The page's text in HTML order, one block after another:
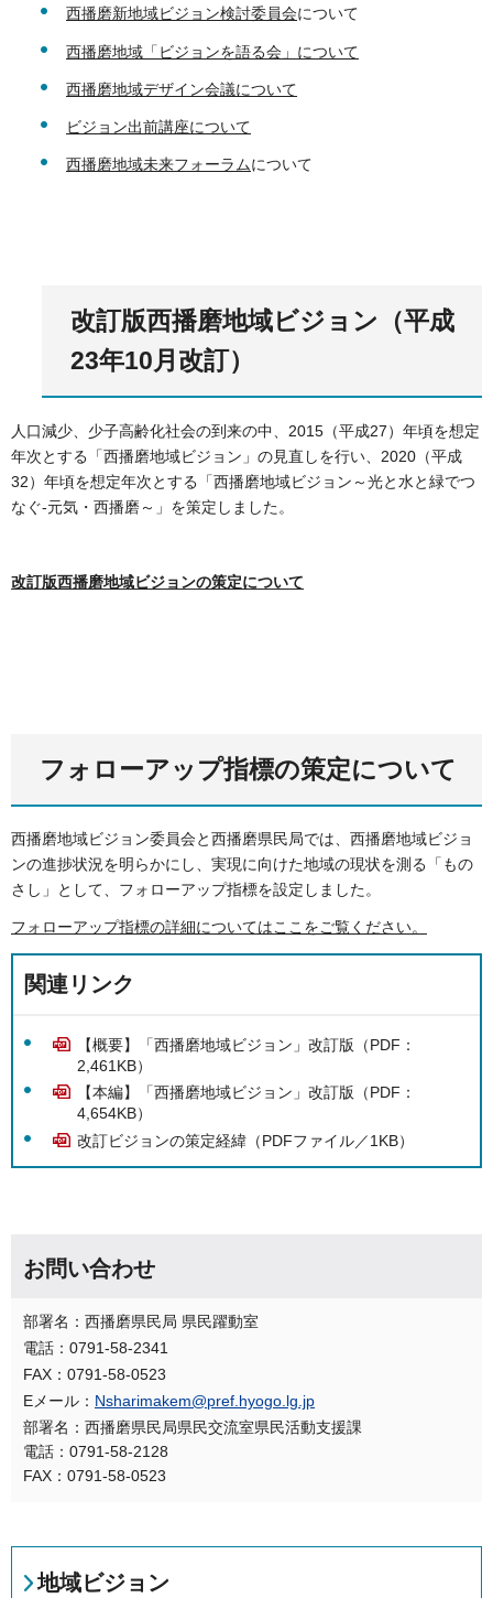
西播磨新地域ビジョン検討委員会について
西播磨地域「ビジョンを語る会」について
西播磨地域デザイン会議について
ビジョン出前講座について
西播磨地域未来フォーラムについて
改訂版西播磨地域ビジョン（平成
23年10月改訂）
人口減少、少子高齢化社会の到来の中、2015（平成27）年頃を想定
年次とする「西播磨地域ビジョン」の見直しを行い、2020（平成
32）年頃を想定年次とする「西播磨地域ビジョン～光と水と緑でつ
なぐ-元気・西播磨～」を策定しました。
改訂版西播磨地域ビジョンの策定について
フォローアップ指標の策定について
西播磨地域ビジョン委員会と西播磨県民局では、西播磨地域ビジョ
ンの進捗状況を明らかにし、実現に向けた地域の現状を測る「もの
さし」として、フォローアップ指標を設定しました。
フォローアップ指標の詳細についてはここをご覧ください。
関連リンク
【概要】「西播磨地域ビジョン」改訂版（PDF：
2,461KB）
【本編】「西播磨地域ビジョン」改訂版（PDF：
4,654KB）
改訂ビジョンの策定経緯（PDFファイル／1KB）
お問い合わせ
部署名：西播磨県民局 県民躍動室
電話：0791-58-2341
FAX：0791-58-0523
Eメール： Nsharimakem@pref.hyogo.lg.jp
部署名：西播磨県民局県民交流室県民活動支援課
電話：0791-58-2128
FAX：0791-58-0523
地域ビジョン